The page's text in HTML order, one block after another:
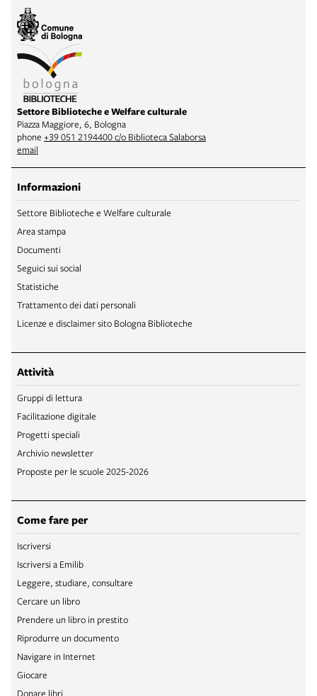
Settore Biblioteche e Welfare culturale
Piazza Maggiore, 6, Bologna
phone +39 051 2194400 c/o Biblioteca Salaborsa
email
Informazioni
Settore Biblioteche e Welfare culturale
Area stampa
Documenti
Seguici sui social
Statistiche
Trattamento dei dati personali
Licenze e disclaimer sito Bologna Biblioteche
Attività
Gruppi di lettura
Facilitazione digitale
Progetti speciali
Archivio newsletter
Proposte per le scuole 2025-2026
Come fare per
Iscriversi
Iscriversi a Emilib
Leggere, studiare, consultare
Cercare un libro
Prendere un libro in prestito
Riprodurre un documento
Navigare in Internet
Giocare
Donare libri